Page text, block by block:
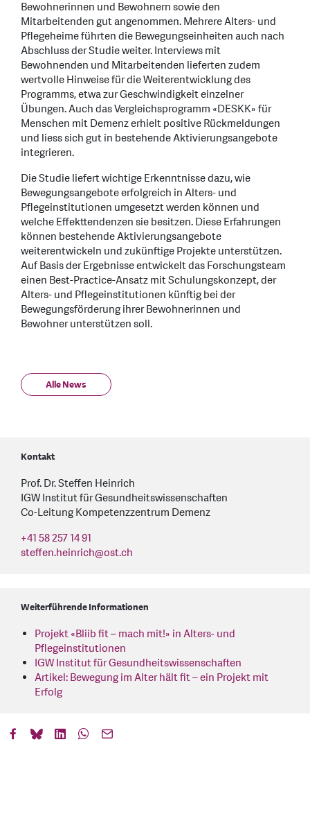
Bewohnerinnen und Bewohnern sowie den
Mitarbeitenden gut angenommen. Mehrere Alters- und
Pflegeheime führten die Bewegungseinheiten auch nach
Abschluss der Studie weiter. Interviews mit
Bewohnenden und Mitarbeitenden lieferten zudem
wertvolle Hinweise für die Weiterentwicklung des
Programms, etwa zur Geschwindigkeit einzelner
Übungen. Auch das Vergleichsprogramm «DESKK» für
Menschen mit Demenz erhielt positive Rückmeldungen
und liess sich gut in bestehende Aktivierungsangebote
integrieren.
Die Studie liefert wichtige Erkenntnisse dazu, wie
Bewegungsangebote erfolgreich in Alters- und
Pflegeinstitutionen umgesetzt werden können und
welche Effekttendenzen sie besitzen. Diese Erfahrungen
können bestehende Aktivierungsangebote
weiterentwickeln und zukünftige Projekte unterstützen.
Auf Basis der Ergebnisse entwickelt das Forschungsteam
einen Best-Practice-Ansatz mit Schulungskonzept, der
Alters- und Pflegeinstitutionen künftig bei der
Bewegungsförderung ihrer Bewohnerinnen und
Bewohner unterstützen soll.
Alle News
Kontakt
Prof. Dr. Steffen Heinrich
IGW Institut für Gesundheitswissenschaften
Co-Leitung Kompetenzzentrum Demenz
+41 58 257 14 91
steffen.heinrich@ost.ch
Weiterführende Informationen
Projekt «Bliib fit – mach mit!» in Alters- und
Pflegeinstitutionen
IGW Institut für Gesundheitswissenschaften
Artikel: Bewegung im Alter hält fit – ein Projekt mit
Erfolg